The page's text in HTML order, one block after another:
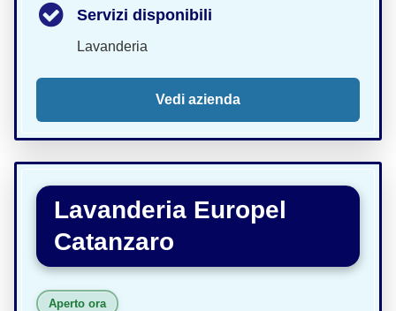
Servizi disponibili
Lavanderia
Vedi azienda
Lavanderia Europel
Catanzaro
Aperto ora